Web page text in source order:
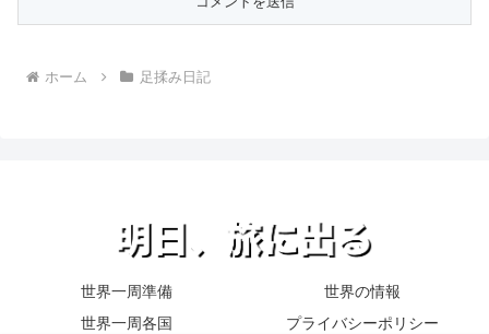
ホーム 足揉み日記
世界一周準備
世界の情報
世界一周各国
プライバシーポリシー